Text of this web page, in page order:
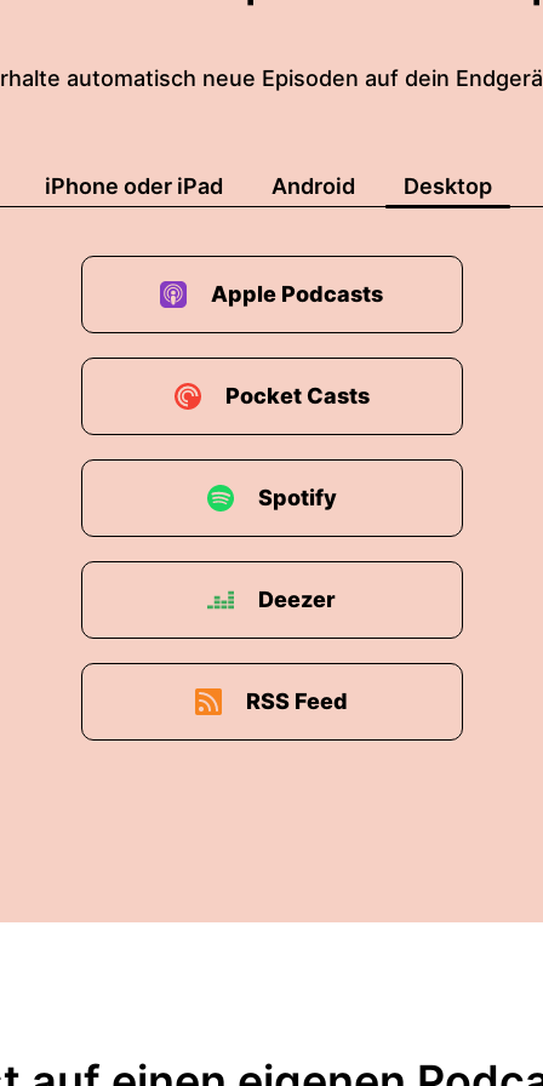
automatisch neue Episoden auf dein
iPhone oder iPad Android Desktop
Apple Podcasts
Pocket Casts
Spotify
Deezer
RSS Feed